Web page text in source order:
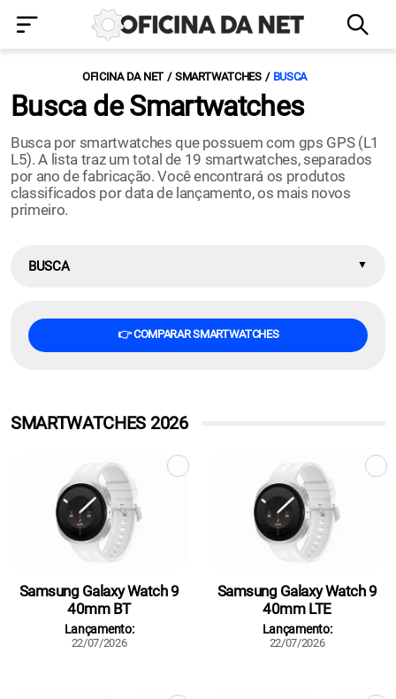
OFICINA DA NET SMARTWATCHES BUSCA
Busca de Smartwatches
Busca por smartwatches que possuem com gps GPS (L1
L5). A lista traz um total de 19 smartwatches, separados
por ano de fabricação. Você encontrará os produtos
classificados por data de lançamento, os mais novos
primeiro.
BUSCA
👉 COMPARAR SMARTWATCHES
SMARTWATCHES 2026
Samsung Galaxy Watch 9
40mm BT
Lançamento:
22/07/2026
Samsung Galaxy Watch 9
40mm LTE
Lançamento:
22/07/2026